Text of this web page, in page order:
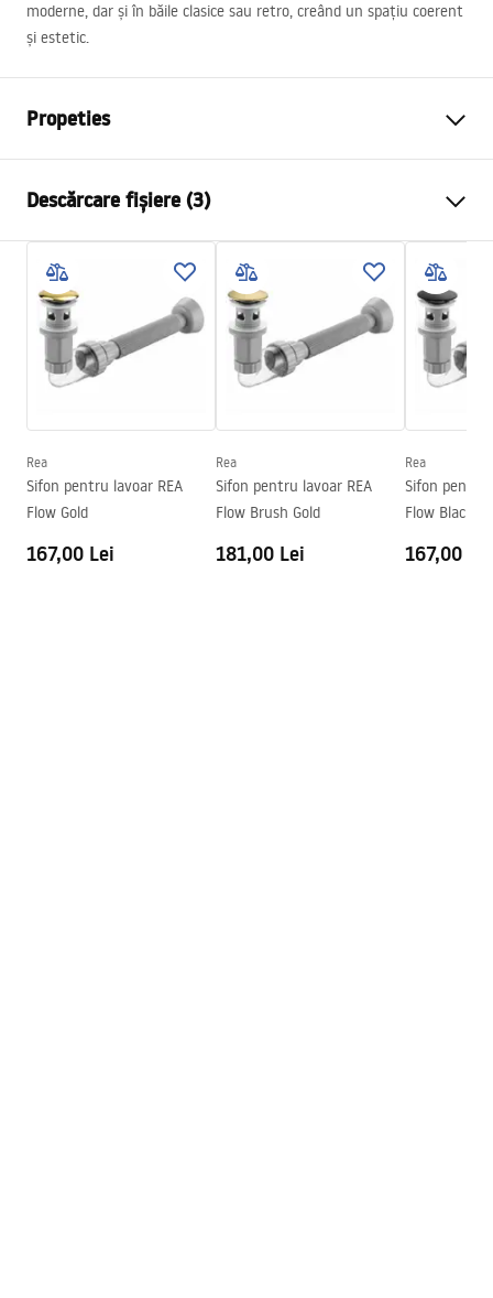
moderne, dar și în băile clasice sau retro, creând un spațiu coerent
și estetic.
Propeties
Material
Culoare
Verde
Finisaj
Mat
Lungime
615
Latime
355mm
Inalime
155
Formă
Preaplin
Da Nu
Descărcare fișiere (3)
Instrucțiuni de asamblare
Warunki bezpieczeństwa
Warranty_Terms_and_Conditions_Basins_-_5.pdf
Rea
Sifon pentru lavoar REA
Flow Gold
167,00 Lei
Rea
Sifon pentru lavoar REA
Flow Brush Gold
181,00 Lei
Rea
Sifon pentru
Flow Black
167,00 Lei